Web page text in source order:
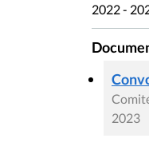
2022 -
2023